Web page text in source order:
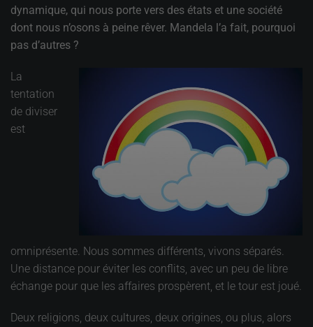
dynamique, qui nous porte vers des états et une société
dont nous n’osons à peine rêver. Mandela l’a fait, pourquoi
pas d’autres ?
La
tentation
de diviser
est
omniprésente. Nous sommes différents, vivons séparés.
Une distance pour éviter les conflits, avec un peu de libre
échange pour que les affaires prospèrent, et le tour est joué.
Deux religions, deux cultures, deux origines, ou plus, alors